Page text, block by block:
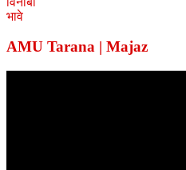
AMU Tarana | Majaz